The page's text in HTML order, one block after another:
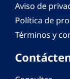
Aviso de
Política de
Términos y